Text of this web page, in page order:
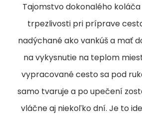
Tajomstvo dokonalého
trpezlivosti pri príprave
nadýchané ako vankúš a mať
na vykysnutie na teplom
vypracované cesto sa pod
samo tvaruje a po upečení
vláčne aj niekoľko dní. Je to